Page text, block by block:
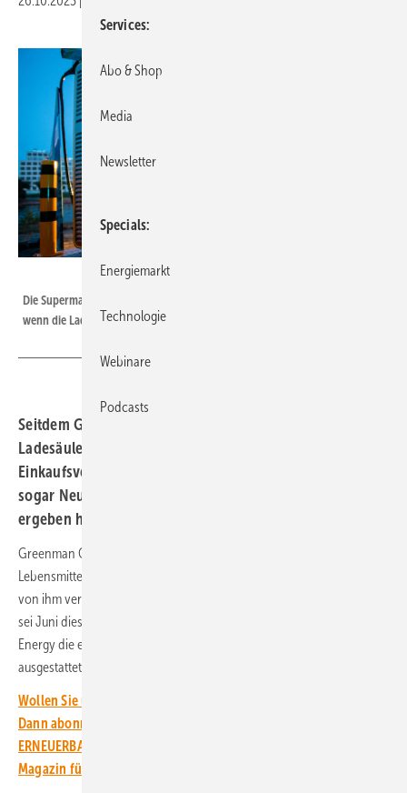
Die Supermarktkunden laden ihre Autos meist während des Einkaufs, auch
wenn die Ladesäule außerhalb dieser öffentlich zugänglich ist.
Seitdem Greenman Energy auf Supermarktparkplätzen
Ladesäulen installiert hat, haben die Kunden ihr
Einkaufsverhalten geändert. Die Supermärkte gewinnen
sogar Neukunden hinzu, wie die erste Datenauswertung
ergeben hat.
Greenman Open, ein Managementunternehmen für Immobilien im
Lebensmitteleinzelhandel, hat damit begonnen, die Parkplätze der
von ihm verwalteten Supermärkte mit Ladesäulen auszustatten. Schon
sei Juni dieses Jahres hat das Tochterunternehmen Greenman
Energy die ersten Parkplätze der Supermärkte mit Ladepunkten
ausgestattet – mit vollem Erfolg.
Wollen Sie über die Energiewende auf dem Laufenden bleiben?
Dann abonnieren Sie einfach den kostenlosen Newsletter von
ERNEUERBARE ENERGIEN – dem größten verbandsunabhängigen
Magazin für erneuerbare Energien in Deutschland!
Services
Abo & Shop
Media
Newsletter
Specials
Energiemarkt
Technologie
Webinare
Podcasts